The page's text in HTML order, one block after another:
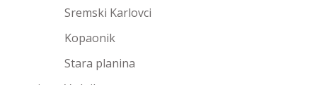
Sremski Karlovci
Kopaonik
Stara planina